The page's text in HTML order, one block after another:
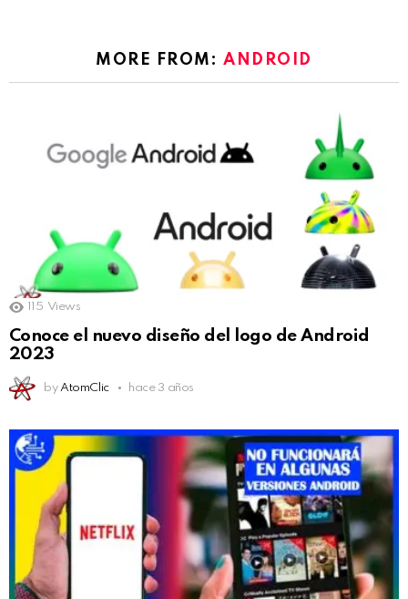
MORE FROM:ANDROID
115 Views
Conoce el nuevo diseño del logo de Android
2023
by AtomClic hace 3 años